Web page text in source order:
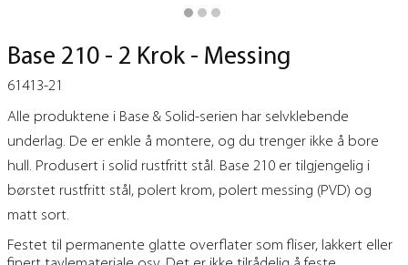
Base 210 - 2 Krok - Messing
61413-21
Alle produktene i Base & Solid-serien har selvklebende
underlag. De er enkle å montere, og du trenger ikke å bore
hull. Produsert i solid rustfritt stål. Base 210 er tilgjengelig i
børstet rustfritt stål, polert krom, polert messing (PVD) og
matt sort.
Festet til permanente glatte overflater som fliser, lakkert eller